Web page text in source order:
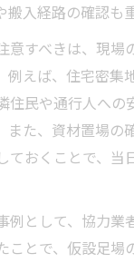
搬入経路の確認も
意すべきは、現場
例えば、住宅密集
住民や通行人への
また、資材置場の
ておくことで、当
例として、協力業
ことで、仮設足場